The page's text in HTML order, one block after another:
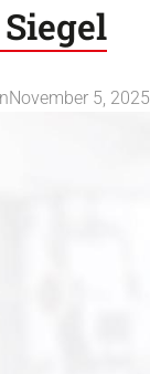
November 5, 2025